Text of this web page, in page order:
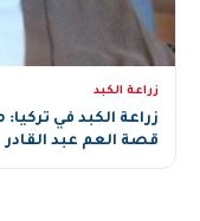
زراعة الكبد
زراعة الكبد في
قصة العم عبد القادر